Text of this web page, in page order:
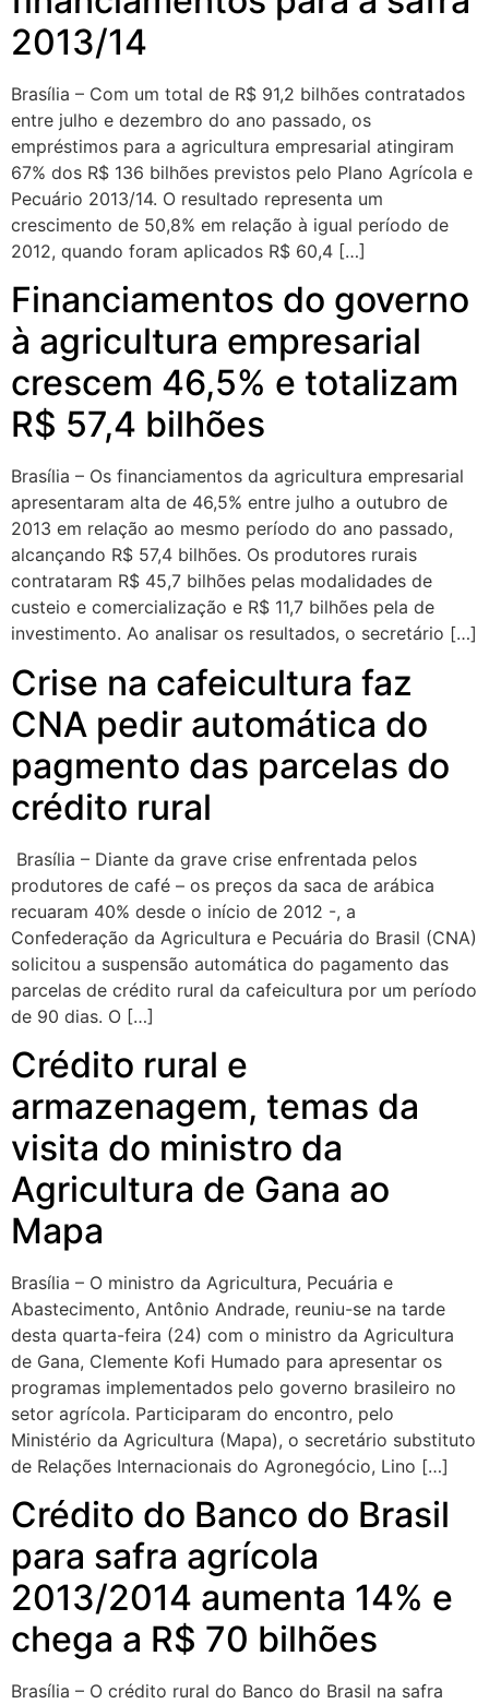
2013/14
Brasília – Com um total de R$ 91,2 bilhões contratados
entre julho e dezembro do ano passado, os
empréstimos para a agricultura empresarial atingiram
67% dos R$ 136 bilhões previstos pelo Plano Agrícola e
Pecuário 2013/14. O resultado representa um
crescimento de 50,8% em relação à igual período de
2012, quando foram aplicados R$ 60,4 […]
Financiamentos do governo
à agricultura empresarial
crescem 46,5% e totalizam
R$ 57,4 bilhões
Brasília – Os financiamentos da agricultura empresarial
apresentaram alta de 46,5% entre julho a outubro de
2013 em relação ao mesmo período do ano passado,
alcançando R$ 57,4 bilhões. Os produtores rurais
contrataram R$ 45,7 bilhões pelas modalidades de
custeio e comercialização e R$ 11,7 bilhões pela de
investimento. Ao analisar os resultados, o secretário […]
Crise na cafeicultura faz
CNA pedir automática do
pagmento das parcelas do
crédito rural
Brasília – Diante da grave crise enfrentada pelos
produtores de café – os preços da saca de arábica
recuaram 40% desde o início de 2012 -, a
Confederação da Agricultura e Pecuária do Brasil (CNA)
solicitou a suspensão automática do pagamento das
parcelas de crédito rural da cafeicultura por um período
de 90 dias. O […]
Crédito rural e
armazenagem, temas da
visita do ministro da
Agricultura de Gana ao
Mapa
Brasília – O ministro da Agricultura, Pecuária e
Abastecimento, Antônio Andrade, reuniu-se na tarde
desta quarta-feira (24) com o ministro da Agricultura
de Gana, Clemente Kofi Humado para apresentar os
programas implementados pelo governo brasileiro no
setor agrícola. Participaram do encontro, pelo
Ministério da Agricultura (Mapa), o secretário substituto
de Relações Internacionais do Agronegócio, Lino […]
Crédito do Banco do Brasil
para safra agrícola
2013/2014 aumenta 14% e
chega a R$ 70 bilhões
Brasília – O crédito rural do Banco do Brasil na safra